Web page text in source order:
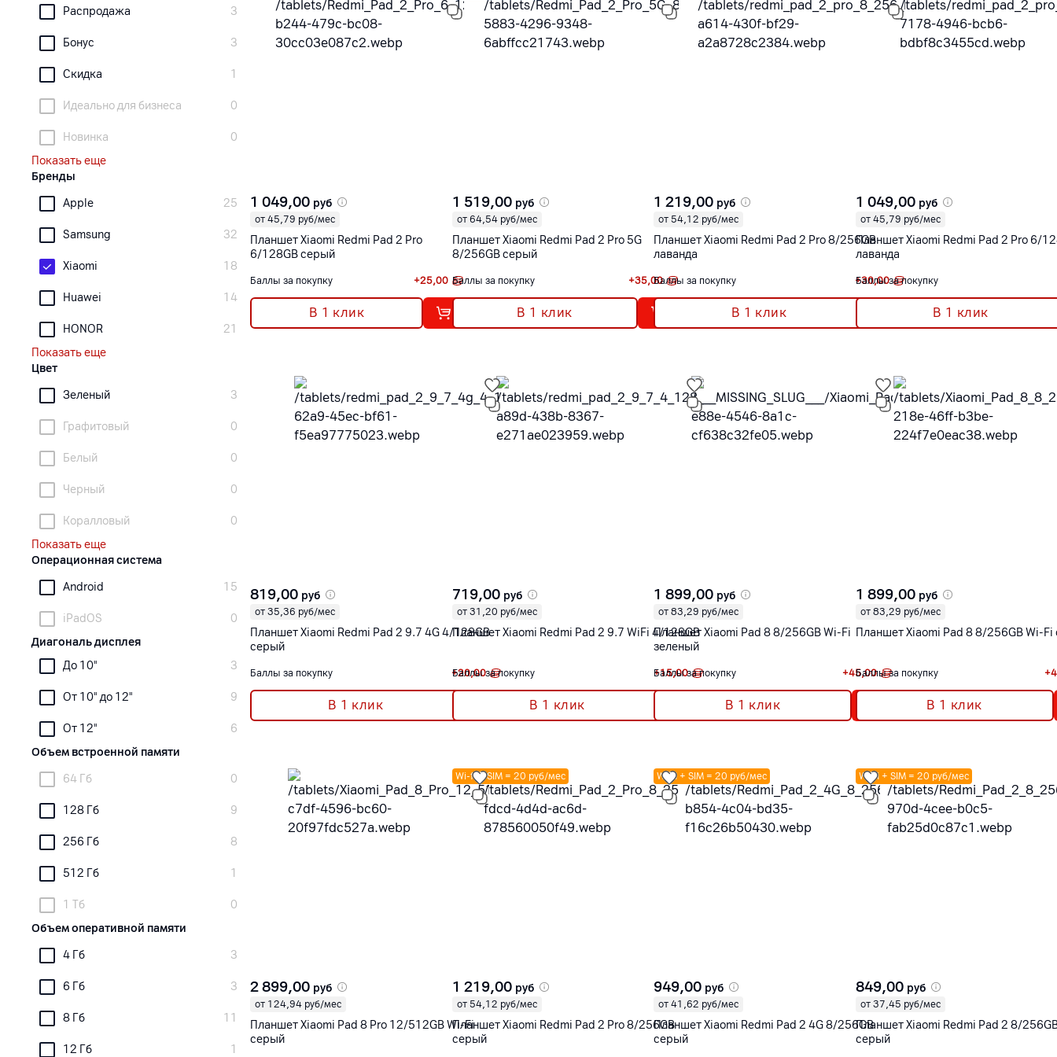
Распродажа
3
Бонус 3
Скидка 1
Идеально для бизнеса 0
Новинка
0
Показать еще
Бренды
Apple
25
Samsung 32
Xiaomi 18
Huawei 14
HONOR
21
Показать еще
Цвет
Зеленый
3
Графитовый 0
Белый 0
Черный 0
Коралловый
0
Показать еще
Операционная система
Android
15
iPadOS
0
Диагональ дисплея
До 10"
3
От 10" до 12" 9
От 12"
6
Объем встроенной памяти
64 Гб
0
128 Гб 9
256 Гб 8
512 Гб 1
1 Тб
0
Объем оперативной памяти
4 Гб
3
6 Гб 3
8 Гб 11
12 Гб 1
1 049,00 руб
от 45,79 руб/мес
Планшет Xiaomi Redmi Pad 2 Pro
6/128GB серый
Баллы за покупку +25,00
В 1 клик
1 519,00 руб
от 64,54 руб/мес
Планшет Xiaomi Redmi Pad 2 Pro 5G
8/256GB серый
Баллы за покупку +35,00
В 1 клик
1 219,00 руб
от 54,12 руб/мес
Планшет Xiaomi Redmi Pad 2 Pro 8/256GB
лаванда
Баллы за покупку +30,00
В 1 клик
1 049,00 руб
от 45,79 руб/мес
Планшет Xiaomi Redmi Pad 2 Pro 6/
лаванда
Баллы за покупку
В 1 клик
819,00 руб
от 35,36 руб/мес
Планшет Xiaomi Redmi Pad 2 9.7 4G 4/128GB
серый
Баллы за покупку +20,00
В 1 клик
719,00 руб
от 31,20 руб/мес
Планшет Xiaomi Redmi Pad 2 9.7 WiFi 4/128GB
Баллы за покупку +15,00
В 1 клик
1 899,00 руб
от 83,29 руб/мес
Планшет Xiaomi Pad 8 8/256GB Wi-Fi
зеленый
Баллы за покупку +45,00
В 1 клик
1 899,00 руб
от 83,29 руб/мес
Планшет Xiaomi Pad 8 8/256GB Wi-Fi
Баллы за покупку +
В 1 клик
2 899,00 руб
от 124,94 руб/мес
Планшет Xiaomi Pad 8 Pro 12/512GB Wi-Fi
серый
Wi-fi + SIM = 20 руб/мес
1 219,00 руб
от 54,12 руб/мес
Планшет Xiaomi Redmi Pad 2 Pro 8/256GB
серый
Wi-fi + SIM = 20 руб/мес
949,00 руб
от 41,62 руб/мес
Планшет Xiaomi Redmi Pad 2 4G 8/256GB
серый
Wi-fi + SIM = 20 руб/мес
849,00 руб
от 37,45 руб/мес
Планшет Xiaomi Redmi Pad 2 8/
серый